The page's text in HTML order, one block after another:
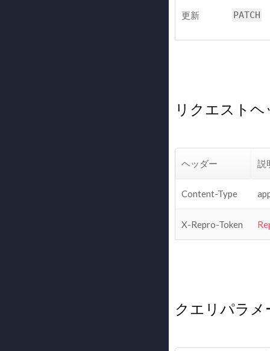
更新 PATCH
リクエストヘ
ヘッダー 説
Content-Type
X-Repro-Token
クエリパラメ